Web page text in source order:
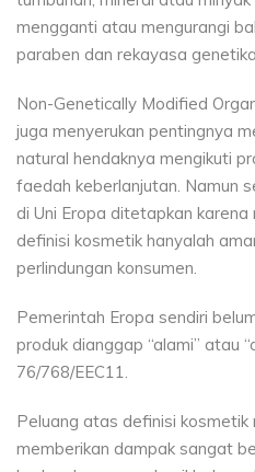
mengganti atau mengurangi
paraben dan rekayasa
Non-Genetically Modified
juga menyerukan pentingnya
natural hendaknya mengikuti
faedah keberlanjutan. Namun
di Uni Eropa ditetapkan
definisi kosmetik hanyalah
perlindungan konsumen.
Pemerintah Eropa sendiri
produk dianggap “alami” atau
76/768/EEC11.
Peluang atas definisi kosmetik
memberikan dampak sangat